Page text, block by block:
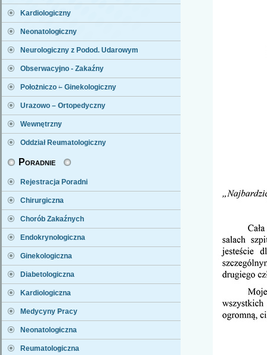
Kardiologiczny
Neonatologiczny
Neurologiczny z Podod. Udarowym
Obserwacyjno - Zakaźny
Położniczo – Ginekologiczny
Urazowo – Ortopedyczny
Wewnętrzny
Oddział Reumatologiczny
Poradnie
Rejestracja Poradni
Chirurgiczna
Chorób Zakaźnych
Endokrynologiczna
Ginekologiczna
Diabetologiczna
Kardiologiczna
Medycyny Pracy
Neonatologiczna
Reumatologiczna